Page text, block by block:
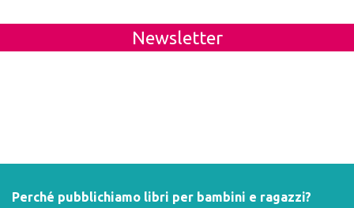
Newsletter
Perché pubblichiamo libri per bambini e ragazzi?